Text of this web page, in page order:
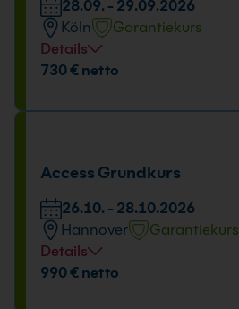
28.09. - 29.09.2026
Köln
Garantiekurs
Details
Veranstaltungsort
28.09. - 29.09.2026
730 € netto
Access Grundkurs
26.10. - 28.10.2026
Hannover
Garantiekurs
Details
Veranstaltungsort
990 € netto